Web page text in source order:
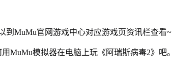
到MuMu官网游戏中心对应游戏页资讯栏查看~
MuMu模拟器在电脑上玩《阿瑞斯病毒2》吧。